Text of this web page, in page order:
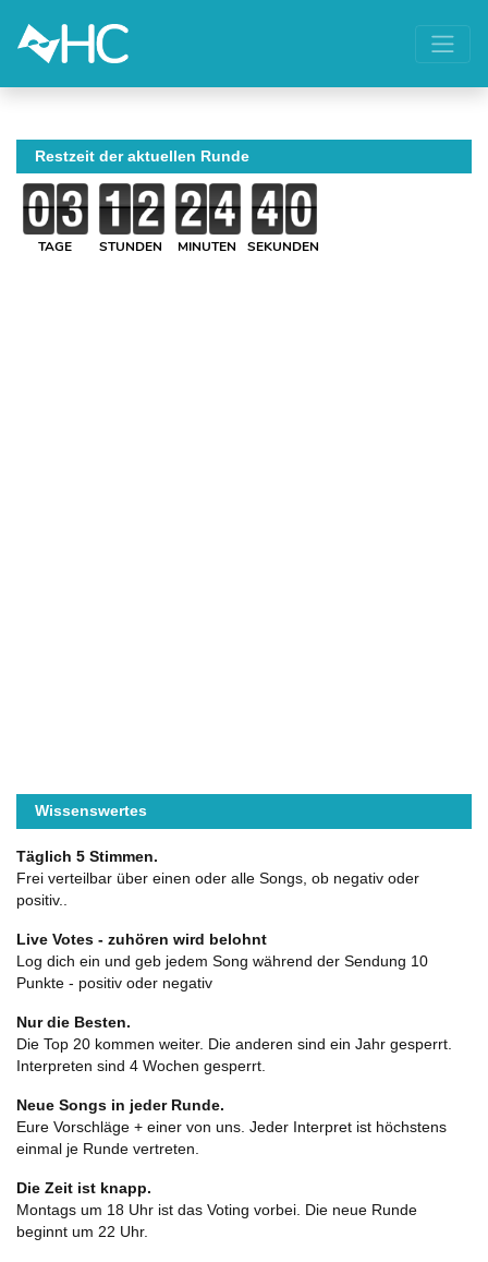
Restzeit der aktuellen Runde
TAGE STUNDEN MINUTEN SEKUNDEN
Wissenswertes
Täglich 5 Stimmen.
Frei verteilbar über einen oder alle Songs, ob negativ oder
positiv..
Live Votes - zuhören wird belohnt
Log dich ein und geb jedem Song während der Sendung 10
Punkte - positiv oder negativ
Nur die Besten.
Die Top 20 kommen weiter. Die anderen sind ein Jahr gesperrt.
Interpreten sind 4 Wochen gesperrt.
Neue Songs in jeder Runde.
Eure Vorschläge + einer von uns. Jeder Interpret ist höchstens
einmal je Runde vertreten.
Die Zeit ist knapp.
Montags um 18 Uhr ist das Voting vorbei. Die neue Runde
beginnt um 22 Uhr.